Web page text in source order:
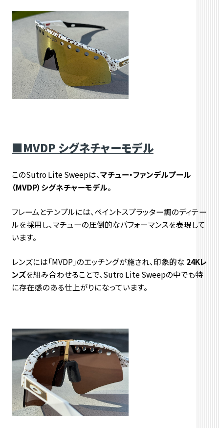
■MVDP シグネチャーモデル
このSutro Lite Sweepは、マチュー・ファンデルプール
（MVDP）シグネチャーモデル。
フレームとテンプルには、ペイントスプラッター調のディテー
ルを採用し、マチューの圧倒的なパフォーマンスを表現して
います。
レンズには「MVDP」のエッチングが施され、印象的な 24Kレ
ンズを組み合わせることで、Sutro Lite Sweepの中でも特
に存在感のある仕上がりになっています。